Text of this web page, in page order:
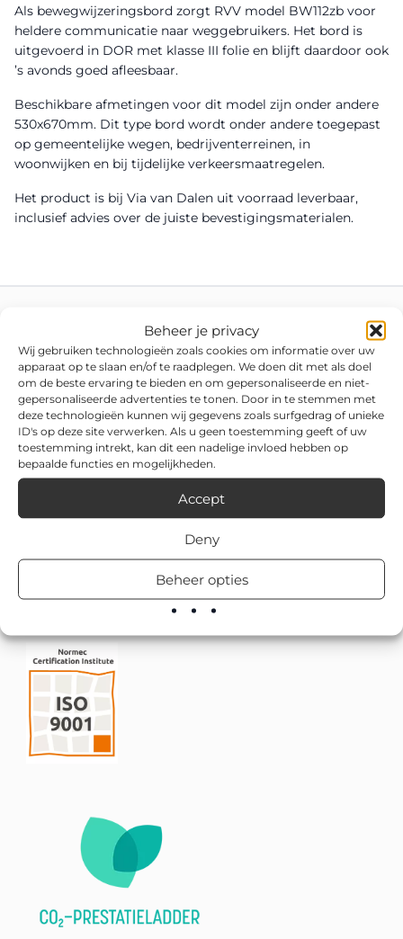
Beheer je privacy
Wij gebruiken technologieën zoals cookies om informatie over uw
apparaat op te slaan en/of te raadplegen. We doen dit met als doel
om de beste ervaring te bieden en om gepersonaliseerde en niet-
gepersonaliseerde advertenties te tonen. Door in te stemmen met
deze technologieën kunnen wij gegevens zoals surfgedrag of unieke
ID's op deze site verwerken. Als u geen toestemming geeft of uw
toestemming intrekt, kan dit een nadelige invloed hebben op
bepaalde functies en mogelijkheden.
Accept
Deny
Beheer opties
Als bewegwijzeringsbord zorgt RVV model BW112zb voor
heldere communicatie naar weggebruikers. Het bord is
uitgevoerd in DOR met klasse III folie en blijft daardoor ook
’s avonds goed afleesbaar.
Beschikbare afmetingen voor dit model zijn onder andere
530x670mm. Dit type bord wordt onder andere toegepast
op gemeentelijke wegen, bedrijventerreinen, in
woonwijken en bij tijdelijke verkeersmaatregelen.
Het product is bij Via van Dalen uit voorraad leverbaar,
inclusief advies over de juiste bevestigingsmaterialen.